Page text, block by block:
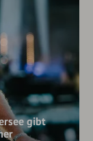
gibt